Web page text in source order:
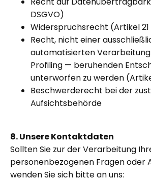
DSGVO)
Widerspruchsrecht (Artikel 21
Recht, nicht einer
automatisierten
Profiling — beruhenden
unterworfen zu werden
Beschwerderecht bei der
Aufsichtsbehörde
8. Unsere Kontaktdaten
Sollten Sie zur der Verarbeitung
personenbezogenen Fragen oder
wenden Sie sich bitte an uns: